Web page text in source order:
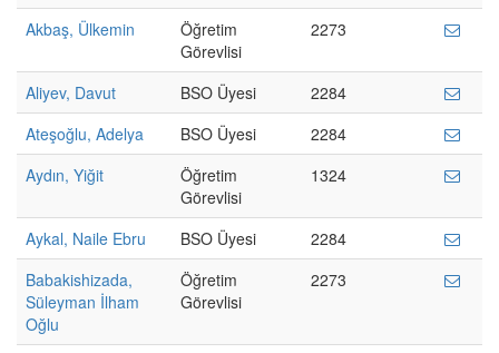
Akbaş, Ülkemin
Öğretim
Görevlisi
2273
Aliyev, Davut BSO Üyesi
2284
Ateşoğlu, Adelya
BSO Üyesi
2284
Aydın, Yiğit
Öğretim
Görevlisi
1324
Aykal, Naile Ebru BSO Üyesi
2284
Babakishizada,
Süleyman İlham
Oğlu
Öğretim
Görevlisi
2273